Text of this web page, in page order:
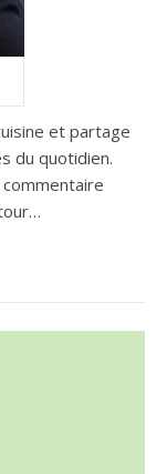
et partage
du quotidien.